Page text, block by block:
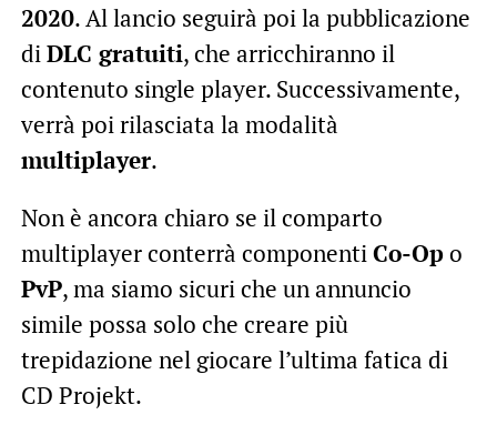
2020. Al lancio seguirà poi la pubblicazione
diDLC gratuiti, che arricchiranno il
contenuto single player. Successivamente,
verrà poi rilasciata la modalità
multiplayer.
Non è ancora chiaro se il comparto
multiplayer conterrà componentiCo-Opo
PvP, ma siamo sicuri che un annuncio
simile possa solo che creare più
trepidazione nel giocare l’ultima fatica di
CD Projekt.